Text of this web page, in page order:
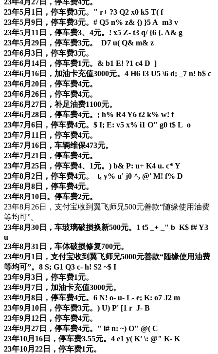
23年5月1日，停车费3元。 " r+ ?3 Q2 x0 k5 T( f
23年5月9日，停车费3元。 # Q5 n% z& {) }5 A m3 v
23年5月11日，停车费3、4元。 ! x5 Z- t3 q/ {6 {. A& g
23年5月29日，停车费3元。
D7 u( Q& m& z
23年6月3日，停车费3元。
23年6月14日，停车费1元。 & b1 E! ?1 c4 D ]
23年6月16日，加油卡充值3000元。 4 H6 I3 U5 \6 d; _7 n! b$ c
23年6月20日，停车费4元。
23年6月26日，停车费4元。
23年6月27日，补足油费1100元。
23年6月28日，停车费4元。 ; h% R4 Y6 t2 k% w! f
23年7月6日，停车费4元。 $ I; E: v5 x% i1 O" g0 t$ L o
23年7月11日，停车费4元。
23年7月16日，车辆维保473元。
23年7月21日，停车费4元。
23年7月25日，停车费4、1元。 ) b& P: u+ K4 u. c* Y
23年8月2日，停车费4元。
t, y% u' j0 ^, @' M! f% D
23年8月8日，停车费4元。
23年8月10日。停车费2元。
23年8月26日，支付宝收到翼飞师兄500元善款“随缘使用油费
等均可”。
23年8月30日，车玻璃破损换新500元。 1 t5 _+ _" b K$ f# Y3
u
23年8月31日，车体破损修复700元。
23年9月1日，支付宝收到翼飞师兄5000元善款“随缘使用油费
等均可”。 8 S; G1 Q3 c- h! S2 ~$ I
23年9月3日，停车费1元。
23年9月7日，加油卡充值3000元。
23年9月8日，停车费4元。 6 N! o- u- L- e; K: o7 J2 m
23年9月10日，停车费3元。 ) U) P' [1 r J- B
23年9月12日，停车费4元。
23年9月27日，停车费4元。 " l# n: ~) O" @( C
23年10月16日，停车费3.55元。 4 e1 y( K' \: @" K- K
23年10月22日，停车费1元。